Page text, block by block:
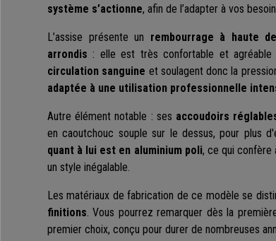
système s’actionne, afin de l’adapter à vos
L’assise présente un rembourrage à haute
arrondis : elle est très confortable et
circulation sanguine et soulagent donc la
adaptée à une utilisation professionnelle
Autre élément notable : ses accoudoirs
en caoutchouc souple sur le dessus, pour plus
quant à lui est en aluminium poli, ce qui confère
un style inégalable.
Les matériaux de fabrication de ce modèle se
finitions. Vous pourrez remarquer dès la
premier choix, conçu pour durer de nombreuses